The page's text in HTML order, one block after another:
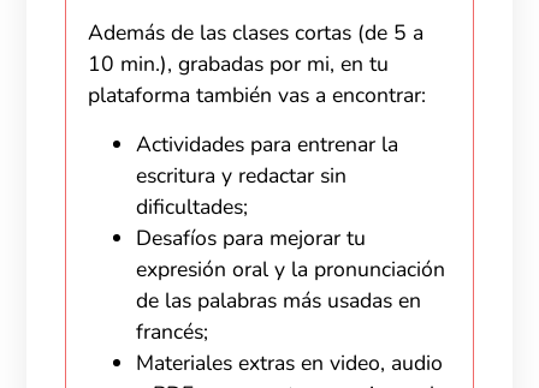
Además de las clases cortas (de 5 a
10 min.), grabadas por mi, en tu
plataforma también vas a encontrar:
Actividades para entrenar la
escritura y redactar sin
dificultades;
Desafíos para mejorar tu
expresión oral y la pronunciación
de las palabras más usadas en
francés;
Materiales extras en video, audio